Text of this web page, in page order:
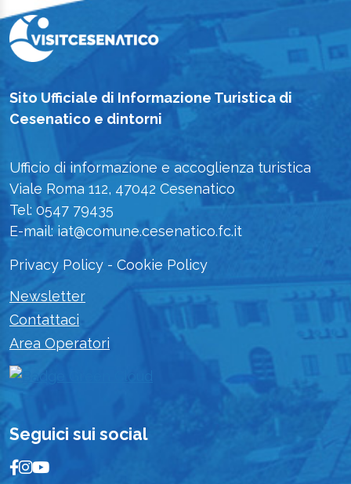
Sito Ufficiale di Informazione Turistica di
Cesenatico e dintorni
Ufficio di informazione e accoglienza turistica
Viale Roma 112, 47042 Cesenatico
Tel: 0547 79435
E-mail: iat@comune.cesenatico.fc.it
Privacy Policy - Cookie Policy
Newsletter
Contattaci
Area Operatori
Seguici sui social